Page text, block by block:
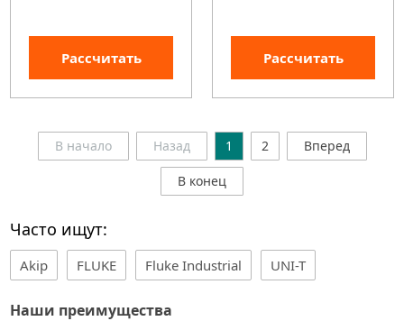
Наши преимущества
Рассчитать Рассчитать
В начало Назад 1 2 Вперед
В конец
Часто ищут:
Akip FLUKE Fluke Industrial UNI-T